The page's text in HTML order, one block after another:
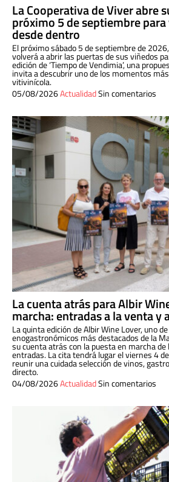
La Cooperativa de Viver abre
próximo 5 de septiembre
desde dentro
El próximo sábado 5 de septiembre de
volverá a abrir las puertas de sus viñedos
edición de ‘Tiempo de Vendimia’, una
invita a descubrir uno de los momentos
vitivinícola.
05/08/2026ActualidadSin comentarios
La cuenta atrás para Albir
marcha: entradas a la venta
La quinta edición de Albir Wine Lover, uno
enogastronómicos más destacados de la
su cuenta atrás con la puesta en marcha
entradas. La cita tendrá lugar el viernes 4
reunir una cuidada selección de vinos,
directo.
04/08/2026ActualidadSin comentarios